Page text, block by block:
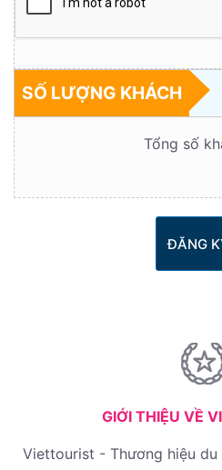
SỐ LƯỢNG KHÁCH
Tổng số
ĐĂNG
GIỚI THIỆU VỀ
Viettourist - Thương hiệu